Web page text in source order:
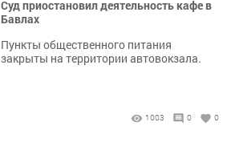
Суд приостановил деятельность кафе в
Бавлах
Пункты общественного питания
закрыты на территории автовокзала.
1003 0 0